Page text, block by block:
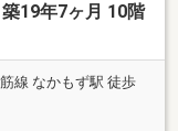
19年7ヶ月 10階
線 なかもず駅 徒歩